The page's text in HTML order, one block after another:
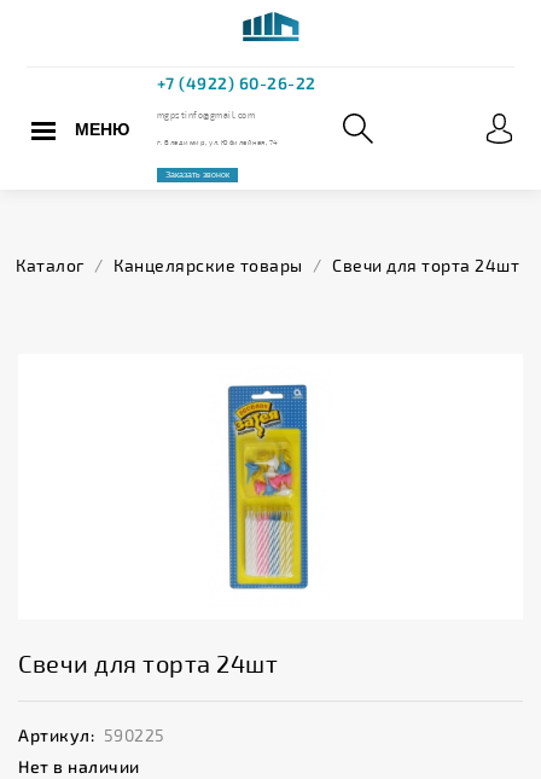
МЕНЮ
Каталог / Канцелярские товары / Свечи для торта 24шт
Свечи для торта 24шт
Артикул: 590225
Нет в наличии